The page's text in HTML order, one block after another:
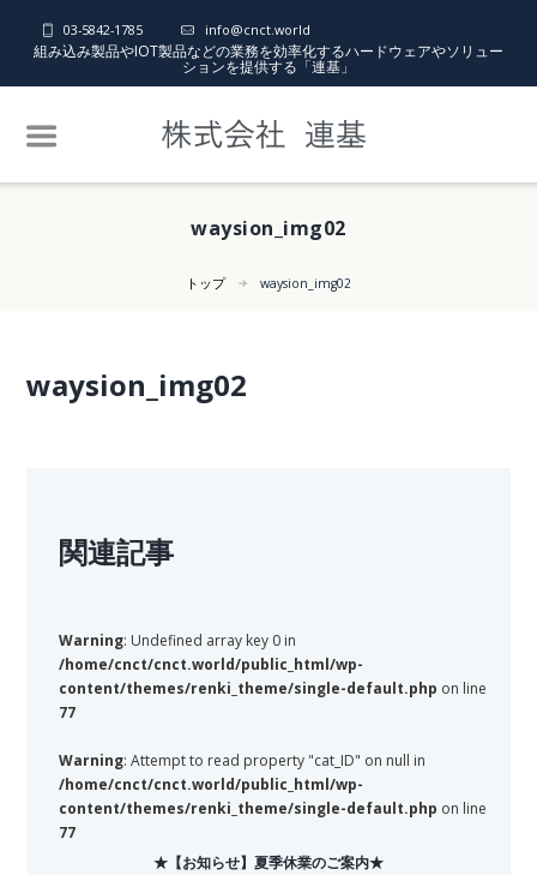
03-5842-1785 info@cnct.world
組み込み製品やIOT製品などの業務を効率化するハードウェアやソリュー
ションを提供する「連基」
waysion_img02
トップ waysion_img02
waysion_img02
関連記事
Warning: Undefined array key 0 in
/home/cnct/cnct.world/public_html/wp-
content/themes/renki_theme/single-default.php on line
77
Warning: Attempt to read property "cat_ID" on null in
/home/cnct/cnct.world/public_html/wp-
content/themes/renki_theme/single-default.php on line
77
★【お知らせ】夏季休業のご案内★